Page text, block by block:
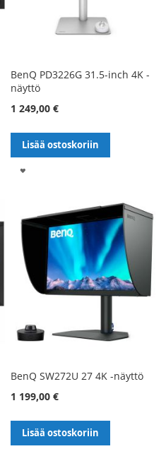
BenQ PD3226G 31.5-inch 4K -
näyttö
1 249,00 €
Lisää ostoskoriin
BenQ SW272U 27 4K -näyttö
1 199,00 €
Lisää ostoskoriin